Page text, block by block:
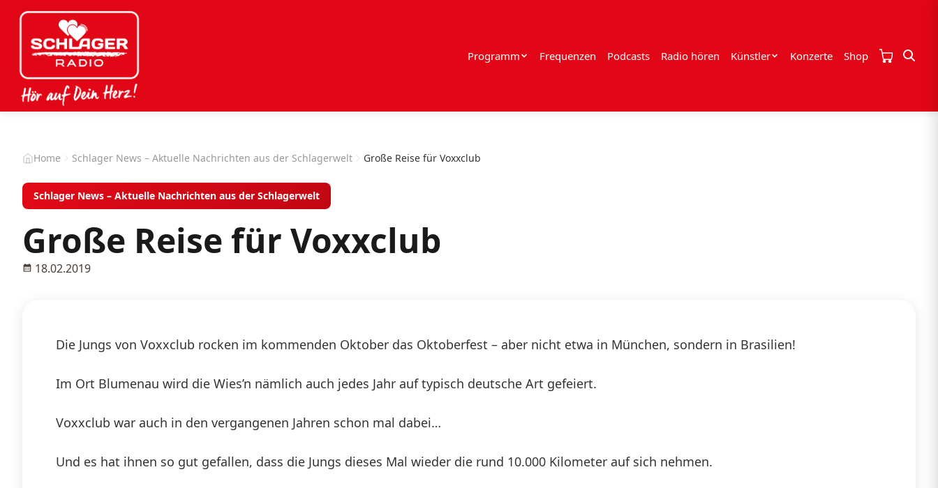
Programm Frequenzen Podcasts Radio hören Künstler Konzerte Shop
Home Schlager News – Aktuelle Nachrichten aus der Schlagerwelt Große Reise für Voxxclub
Schlager News – Aktuelle Nachrichten aus der Schlagerwelt
Große Reise für Voxxclub
18.02.2019
Die Jungs von Voxxclub rocken im kommenden Oktober das Oktoberfest – aber nicht etwa in München, sondern in Brasilien!
Im Ort Blumenau wird die Wies’n nämlich auch jedes Jahr auf typisch deutsche Art gefeiert.
Voxxclub war auch in den vergangenen Jahren schon mal dabei…
Und es hat ihnen so gut gefallen, dass die Jungs dieses Mal wieder die rund 10.000 Kilometer auf sich nehmen.